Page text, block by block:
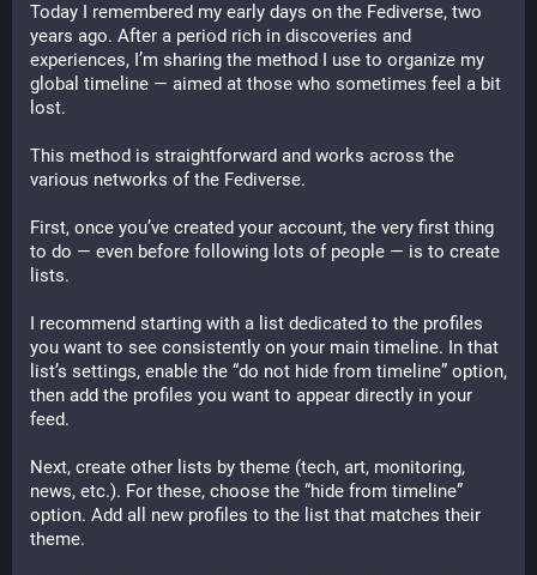
Today I remembered my early days on the Fediverse, two
years ago. After a period rich in discoveries and
experiences, I’m sharing the method I use to organize my
global timeline — aimed at those who sometimes feel a bit
lost.
This method is straightforward and works across the
various networks of the Fediverse.
First, once you’ve created your account, the very first thing
to do — even before following lots of people — is to create
lists.
I recommend starting with a list dedicated to the profiles
you want to see consistently on your main timeline. In that
list’s settings, enable the “do not hide from timeline” option,
then add the profiles you want to appear directly in your
feed.
Next, create other lists by theme (tech, art, monitoring,
news, etc.). For these, choose the “hide from timeline”
option. Add all new profiles to the list that matches their
theme.